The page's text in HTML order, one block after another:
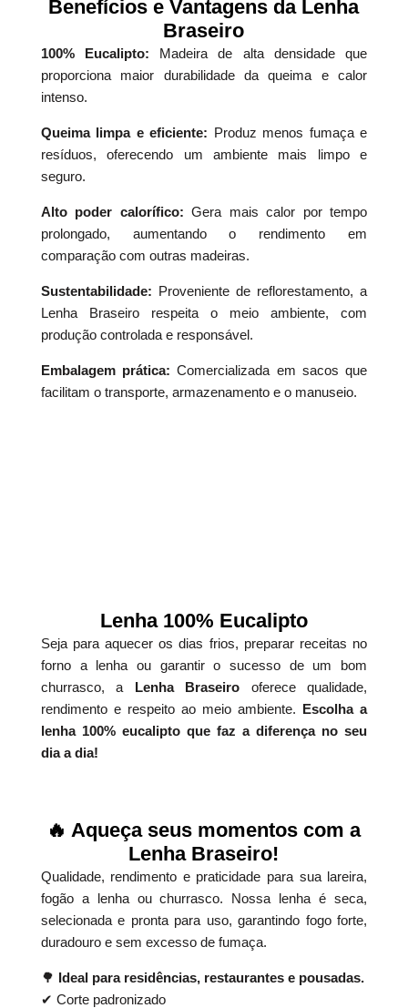
Benefícios e Vantagens da Lenha
Braseiro
100% Eucalipto: Madeira de alta densidade que
proporciona maior durabilidade da queima e calor
intenso.
Queima limpa e eficiente: Produz menos fumaça e
resíduos, oferecendo um ambiente mais limpo e
seguro.
Alto poder calorífico: Gera mais calor por tempo
prolongado, aumentando o rendimento em
comparação com outras madeiras.
Sustentabilidade: Proveniente de reflorestamento, a
Lenha Braseiro respeita o meio ambiente, com
produção controlada e responsável.
Embalagem prática: Comercializada em sacos que
facilitam o transporte, armazenamento e o manuseio.
Lenha 100% Eucalipto
Seja para aquecer os dias frios, preparar receitas no
forno a lenha ou garantir o sucesso de um bom
churrasco, a Lenha Braseiro oferece qualidade,
rendimento e respeito ao meio ambiente. Escolha a
lenha 100% eucalipto que faz a diferença no seu
dia a dia!
🔥 Aqueça seus momentos com a
Lenha Braseiro!
Qualidade, rendimento e praticidade para sua lareira,
fogão a lenha ou churrasco. Nossa lenha é seca,
selecionada e pronta para uso, garantindo fogo forte,
duradouro e sem excesso de fumaça.
🌳 Ideal para residências, restaurantes e pousadas.
✔ Corte padronizado